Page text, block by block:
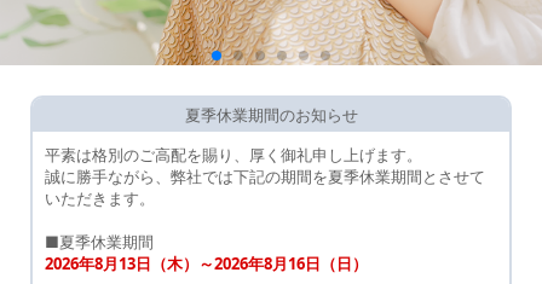
夏季休業期間のお知らせ
平素は格別のご高配を賜り、厚く御礼申し上げます。
誠に勝手ながら、弊社では下記の期間を夏季休業期間とさせて
いただきます。
■夏季休業期間
2026年8月13日（木）～2026年8月16日（日）